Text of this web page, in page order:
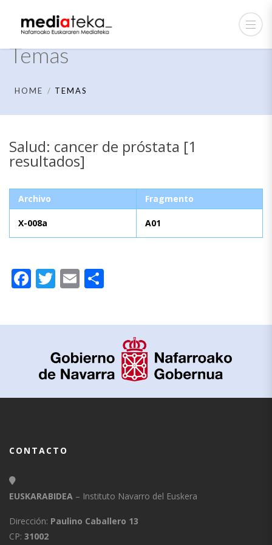
Temas
HOME TEMAS
Salud: cancer de próstata [1
resultados]
Archivo Fragmento
X-008a A01
Facebook
Twitter
Email
CONTACTO
EUSKARABIDEA – Instituto Navarro del Euskera
Dirección: Paulino Caballero 13
CP: 31002